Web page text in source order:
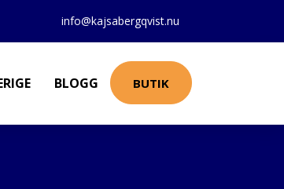
info@kajsabergqvist.nu
BLOGG BUTIK